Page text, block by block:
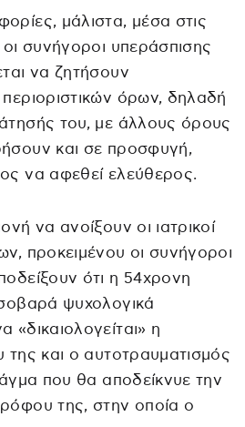
μάλιστα, μέσα στις
συνήγοροι υπεράσπισης
να ζητήσουν
όρων, δηλαδή
του, με άλλους όρους
και σε προσφυγή,
να αφεθεί ελεύθερος.
να ανοίξουν οι ιατρικοί
προκειμένου οι συνήγοροι
ότι η 54χρονη
ψυχολογικά
η
της και ο αυτοτραυματισμός
που θα αποδείκνυε την
της, στην οποία ο